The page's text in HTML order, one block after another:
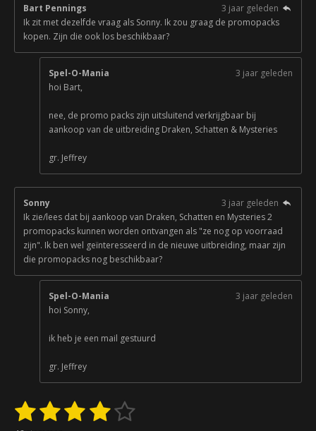
Bart Pennings
3 jaar geleden
Ik zit met dezelfde vraag als Sonny. Ik zou graag de promopacks
kopen. Zijn die ook los beschikbaar?
Spel-O-Mania
3 jaar geleden
hoi Bart,
nee, de promo packs zijn uitsluitend verkrijgbaar bij
aankoop van de uitbreiding Draken, Schatten & Mysteries
gr. Jeffrey
Sonny
3 jaar geleden
Ik zie/lees dat bij aankoop van Draken, Schatten en Mysteries 2
promopacks kunnen worden ontvangen als "ze nog op voorraad
zijn". Ik ben wel geïnteresseerd in de nieuwe uitbreiding, maar zijn
die promopacks nog beschikbaar?
Spel-O-Mania
3 jaar geleden
hoi Sonny,
ik heb je een mail gestuurd
gr. Jeffrey
R
1 2 3 4 5